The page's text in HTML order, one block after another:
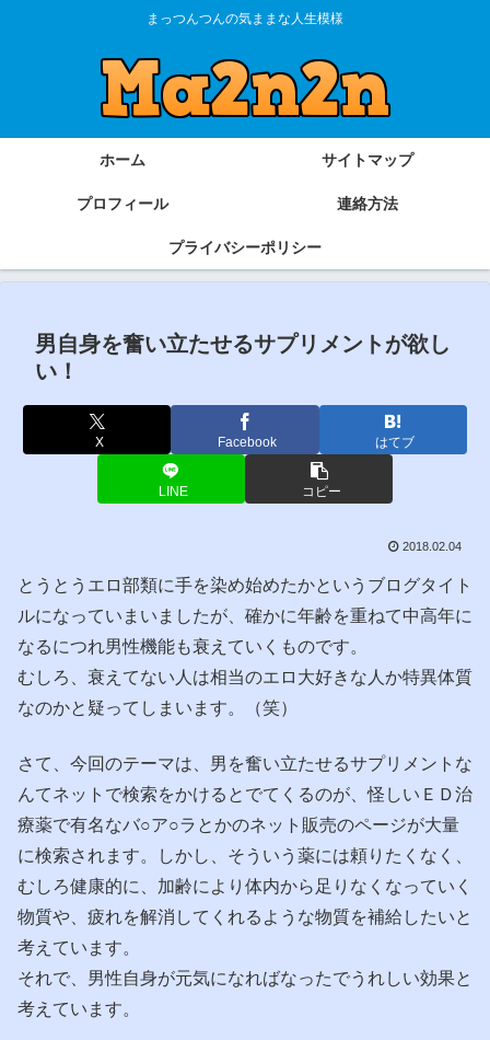
まっつんつんの気ままな人生模様
ホーム サイトマップ
プロフィール 連絡方法
プライバシーポリシー
男自身を奮い立たせるサプリメントが欲し
い！
X Facebook はてブ
LINE コピー
2018.02.04
とうとうエロ部類に手を染め始めたかというブログタイト
ルになっていまいましたが、確かに年齢を重ねて中高年に
なるにつれ男性機能も衰えていくものです。
むしろ、衰えてない人は相当のエロ大好きな人か特異体質
なのかと疑ってしまいます。（笑）
さて、今回のテーマは、男を奮い立たせるサプリメントな
んてネットで検索をかけるとでてくるのが、怪しいＥＤ治
療薬で有名なバ○ア○ラとかのネット販売のページが大量
に検索されます。しかし、そういう薬には頼りたくなく、
むしろ健康的に、加齢により体内から足りなくなっていく
物質や、疲れを解消してくれるような物質を補給したいと
考えています。
それで、男性自身が元気になればなったでうれしい効果と
考えています。